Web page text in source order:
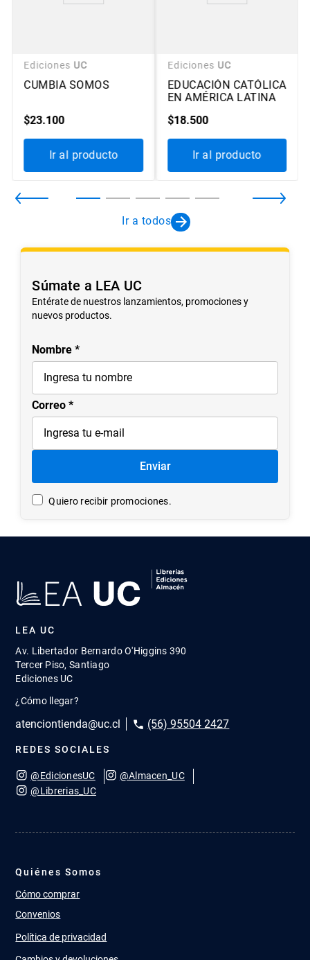
Ir a todos
Ediciones UC
CUMBIA SOMOS
$23.100
Ir al producto
Ediciones UC
EDUCACIÓN CATÓLICA
EN AMÉRICA LATINA
$18.500
Ir al producto
Súmate a LEA UC
Entérate de nuestros lanzamientos, promociones y
nuevos productos.
Nombre
Correo
Enviar
Quiero recibir promociones.
LEA UC
Av. Libertador Bernardo O'Higgins 390
Tercer Piso, Santiago
Ediciones UC
¿Cómo llegar?
atenciontienda@uc.cl (56) 95504 2427
REDES SOCIALES
@EdicionesUC
@Almacen_UC
@Librerias_UC
Quiénes Somos
Cómo comprar
Convenios
Política de privacidad